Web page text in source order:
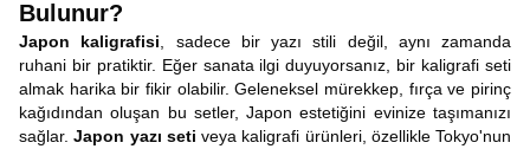
Bulunur?
Japon kaligrafisi , sadece bir yazı stili değil, aynı zamanda
ruhani bir pratiktir. Eğer sanata ilgi duyuyorsanız, bir kaligrafi seti
almak harika bir fikir olabilir. Geleneksel mürekkep, fırça ve pirinç
kağıdından oluşan bu setler, Japon estetiğini evinize taşımanızı
sağlar.Japon yazı seti veya kaligrafi ürünleri, özellikle Tokyo'nun